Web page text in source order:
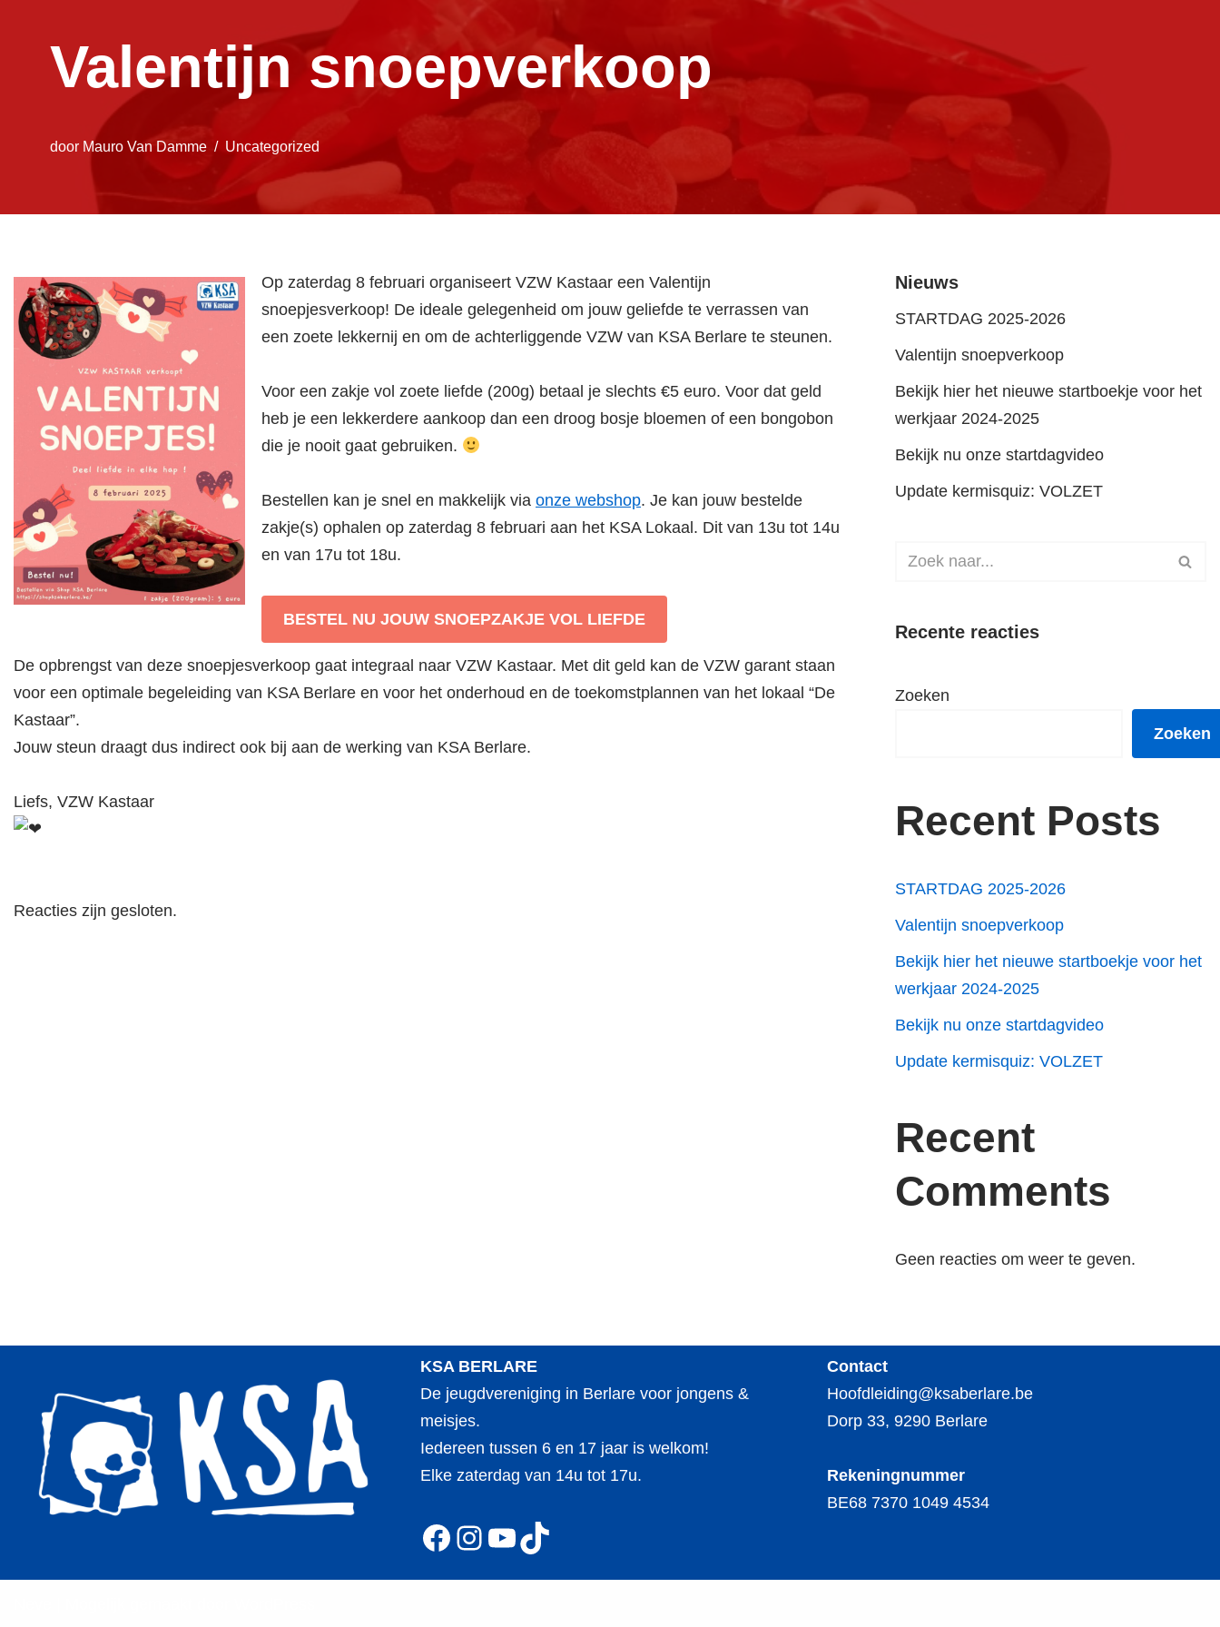
Valentijn snoepverkoop
door Mauro Van Damme Uncategorized
Op zaterdag 8 februari organiseert VZW Kastaar een Valentijn
snoepjesverkoop! De ideale gelegenheid om jouw geliefde te verrassen van
een zoete lekkernij en om de achterliggende VZW van KSA Berlare te steunen.
Voor een zakje vol zoete liefde (200g) betaal je slechts €5 euro. Voor dat geld
heb je een lekkerdere aankoop dan een droog bosje bloemen of een bongobon
die je nooit gaat gebruiken.
Bestellen kan je snel en makkelijk via onze webshop. Je kan jouw bestelde
zakje(s) ophalen op zaterdag 8 februari aan het KSA Lokaal. Dit van 13u tot 14u
en van 17u tot 18u.
BESTEL NU JOUW SNOEPZAKJE VOL LIEFDE
De opbrengst van deze snoepjesverkoop gaat integraal naar VZW Kastaar. Met dit geld kan de VZW garant staan
voor een optimale begeleiding van KSA Berlare en voor het onderhoud en de toekomstplannen van het lokaal “De
Kastaar”.
Jouw steun draagt dus indirect ook bij aan de werking van KSA Berlare.
Liefs, VZW Kastaar
Reacties zijn gesloten.
Nieuws
STARTDAG 2025-2026
Valentijn snoepverkoop
Bekijk hier het nieuwe startboekje voor het
werkjaar 2024-2025
Bekijk nu onze startdagvideo
Update kermisquiz: VOLZET
Recente reacties
Zoeken
Zoeken
Recent Posts
STARTDAG 2025-2026
Valentijn snoepverkoop
Bekijk hier het nieuwe startboekje voor het
werkjaar 2024-2025
Bekijk nu onze startdagvideo
Update kermisquiz: VOLZET
Recent
Comments
Geen reacties om weer te geven.
KSA BERLARE
De jeugdvereniging in Berlare voor jongens &
meisjes.
Iedereen tussen 6 en 17 jaar is welkom!
Elke zaterdag van 14u tot 17u.
Contact
Hoofdleiding@ksaberlare.be
Dorp 33, 9290 Berlare
Rekeningnummer
BE68 7370 1049 4534